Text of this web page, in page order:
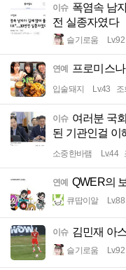
이슈 폭염속 남
전 실종자였다
슬기로움 Lv.92
연예 프로미스
입술돼지 Lv.43 조
이슈 여러분 국
된 기관인걸 이
소중한바램 Lv.44
연예 QWER의
큐땁이알 Lv.88
이슈 김민재 아
슬기로움 Lv.92